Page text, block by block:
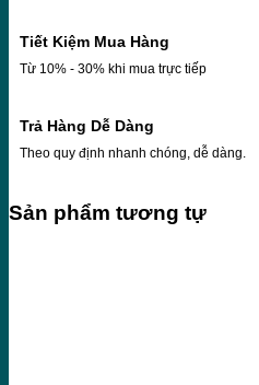
Tiết Kiệm Mua Hàng
Từ 10% - 30% khi mua trực tiếp
Trả Hàng Dễ Dàng
Theo quy định nhanh chóng, dễ dàng.
Sản phẩm tương tự